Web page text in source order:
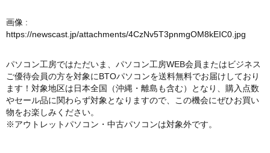
画像 :
https://newscast.jp/attachments/4CzNv5T3pnmgOM8kEIC0.jpg
パソコン工房ではただいま、パソコン工房WEB会員またはビジネス
ご優待会員の方を対象にBTOパソコンを送料無料でお届けしており
ます！対象地区は日本全国（沖縄・離島も含む）となり、購入点数
やセール品に関わらず対象となりますので、この機会にぜひお買い
物をお楽しみください。
※アウトレットパソコン・中古パソコンは対象外です。